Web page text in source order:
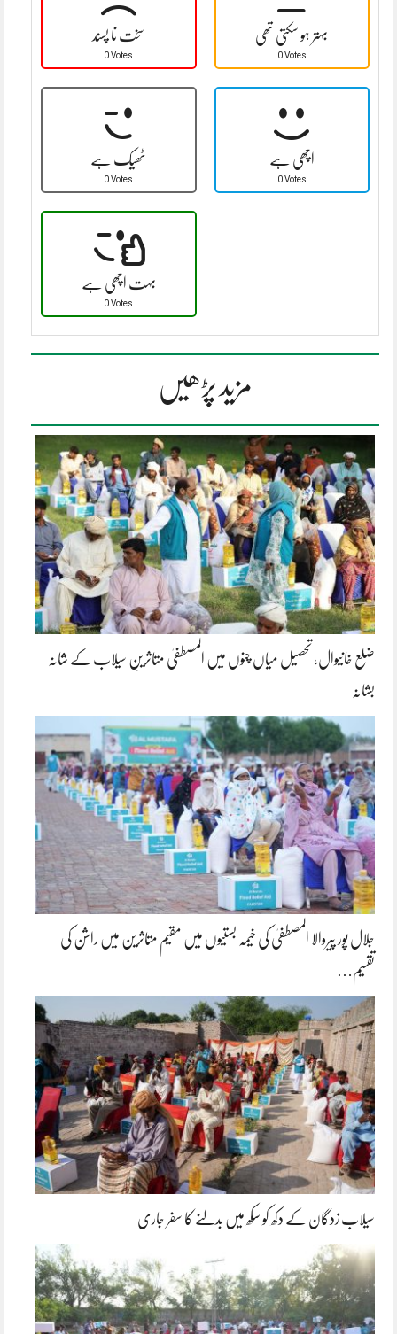
سخت نا پسند
0 Votes
بہتر ہو سکتی تھی
0 Votes
ٹھیک ہے
0 Votes
اچھی ہے
0 Votes
بہت اچھی ہے
0 Votes
مزید پڑھیں
ضلع خانیوال، تحصیل میاں چنوں میں المصطفیٰ متاثرینِ سیلاب کے شانہ
بشانہ
جلال پور پیروالا المصطفیٰ کی خیمہ بستیوں میں مقیم متاثرین میں راشن کی
تقسیم…
سیلاب زدگان کے دکھ کو سکھ میں بدلنے کا سفر جاری